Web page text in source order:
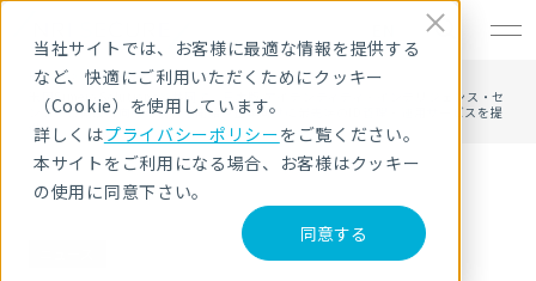
当社サイトでは、お客様に最適な情報を提供する
など、快適にご利用いただくためにクッキー
（Cookie）を使用しています。
詳しくはプライバシーポリシーをご覧ください。
本サイトをご利用になる場合、お客様はクッキー
の使用に同意下さい。
同意する
HOME
ニュース・トピックス
米国Simeio Solutionsと共同で、日本版 アイデンティティ・インテリジェンス・セ
ンターの開設に向けた検討を開始～企業向けに最先端のID管理・運用サービスを提
供～